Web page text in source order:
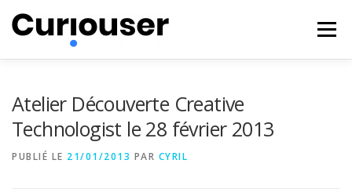
contenu
Menu
Atelier Découverte Creative
Technologist le 28 février 2013
PUBLIÉ LE 21/01/2013 PAR CYRIL